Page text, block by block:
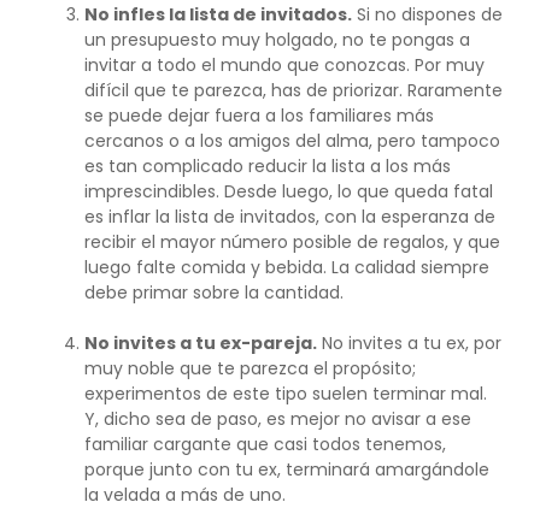
No infles la lista de invitados. Si no dispones de
un presupuesto muy holgado, no te pongas a
invitar a todo el mundo que conozcas. Por muy
difícil que te parezca, has de priorizar. Raramente
se puede dejar fuera a los familiares más
cercanos o a los amigos del alma, pero tampoco
es tan complicado reducir la lista a los más
imprescindibles. Desde luego, lo que queda fatal
es inflar la lista de invitados, con la esperanza de
recibir el mayor número posible de regalos, y que
luego falte comida y bebida. La calidad siempre
debe primar sobre la cantidad.
No invites a tu ex-pareja. No invites a tu ex, por
muy noble que te parezca el propósito;
experimentos de este tipo suelen terminar mal.
Y, dicho sea de paso, es mejor no avisar a ese
familiar cargante que casi todos tenemos,
porque junto con tu ex, terminará amargándole
la velada a más de uno.